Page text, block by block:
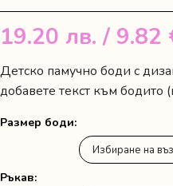
19.20 лв. / 9.82
Детско памучно боди с
добавете текст към бодито
Размер боди
Ръкав